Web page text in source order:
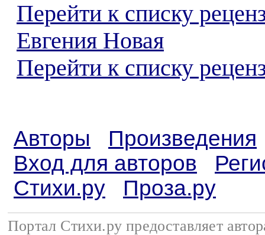
Перейти к списку
Евгения Новая
Перейти к списку
Авторы
Произведения
Вход для авторов
Стихи.ру
Проза.ру
Портал Стихи.ру предоставляет